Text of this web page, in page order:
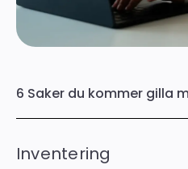
6 Saker du kommer gilla
Inventering